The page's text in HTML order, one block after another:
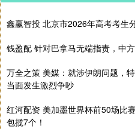
鑫赢智投 北京市2026年高考考生
钱盈配 针对巴拿马无端指责，中
万全之策 美媒：就涉伊朗问题，
当面发生激烈争吵
红河配资 美加墨世界杯前50场比
包揽7个！